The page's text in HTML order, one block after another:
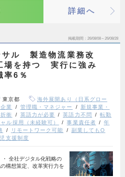
詳細へ
掲載期間 26/08/08～26/08/28
サル 製造物流業務改
場を持つ 実行に強み
6％
東京都
海外展開あり（日系グロー
業 管理職・マネジャー
新規事業・
衝 英語力が必要 英語力不問
転勤
ル採用（未経験可） 事業責任者
年
リモートワーク可能
副業してもO
支援制度
・ 全社デジタル化戦略の
構想策定、改革実行力を